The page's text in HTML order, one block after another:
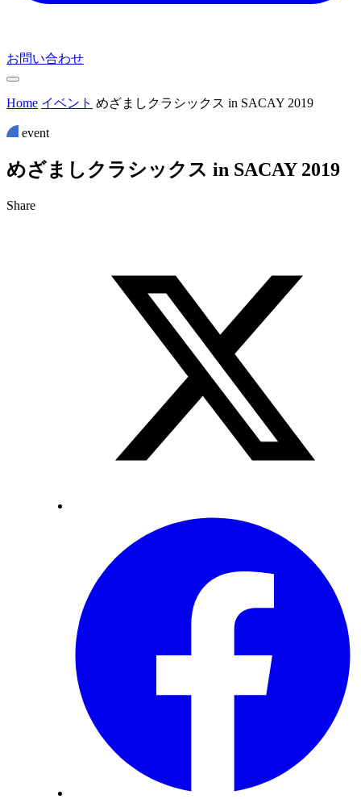
お問い合わせ
Home イベント めざましクラシックス in SACAY 2019
event
めざま しク ラ シッ クス in SACAY 2019
Share